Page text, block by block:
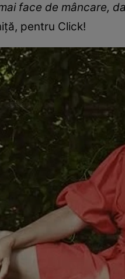
face de mâncare,
pentru Click!